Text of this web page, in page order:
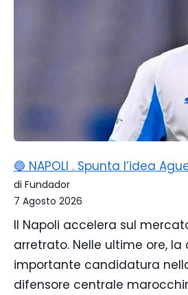
🔵 NAPOLI . Spunta l’idea
di Fundador
7 Agosto 2026
Il Napoli accelera sul
arretrato. Nelle ultime ore,
importante candidatura
difensore centrale